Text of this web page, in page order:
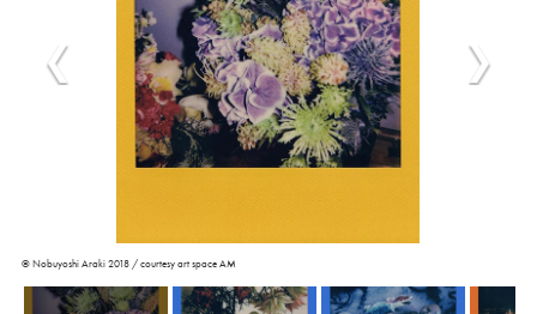
© Nobuyoshi Araki 2018 / courtesy art space AM